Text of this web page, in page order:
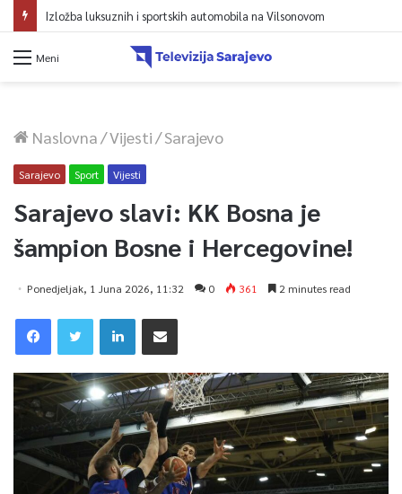
Izložba luksuznih i sportskih automobila na Vilsonovom
Meni
Naslovna/Vijesti/Sarajevo
Sarajevo Sport Vijesti
Sarajevo slavi: KK Bosna je
šampion Bosne i Hercegovine!
Ponedjeljak, 1 Juna 2026, 11:32 0 361 2 minutes read